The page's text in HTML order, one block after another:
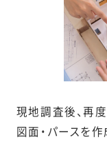
現地調査後、再
図面・パースを